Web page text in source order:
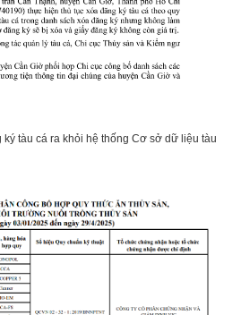
ký tàu cá ra khỏi hệ thống Cơ sở dữ liệu tàu